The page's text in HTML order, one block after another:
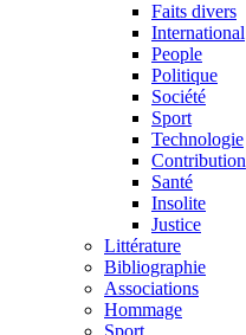
Faits divers
International
People
Politique
Société
Sport
Technologie
Contribution
Santé
Insolite
Justice
Littérature
Bibliographie
Associations
Hommage
Sport